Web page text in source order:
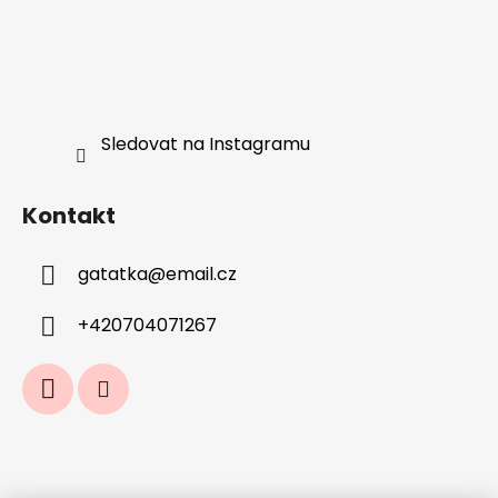
Sledovat na Instagramu
Kontakt
gatatka@email.cz
+420704071267